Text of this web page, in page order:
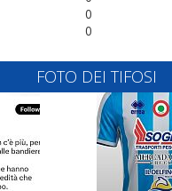
0
0
FOTO DEI TIFOSI